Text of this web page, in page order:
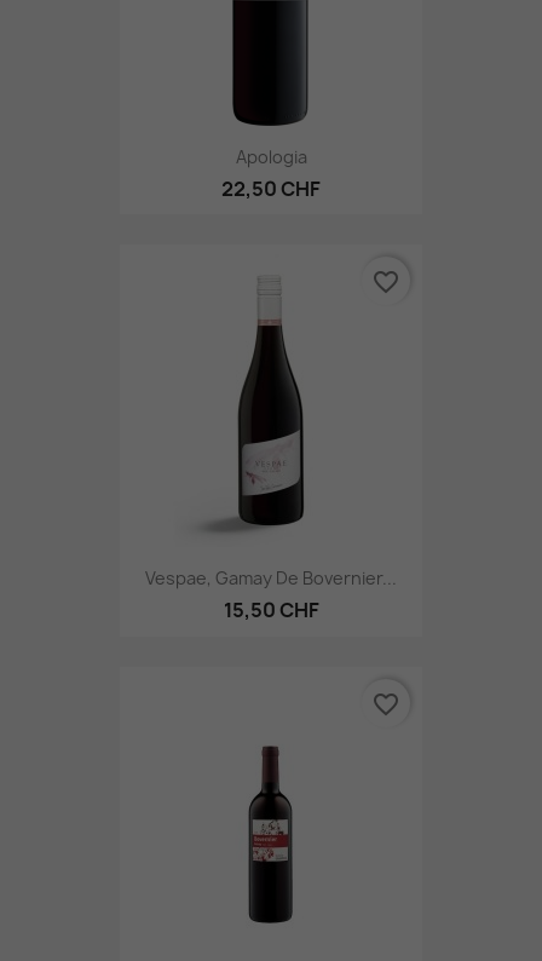
Apologia
22,50 CHF
Vespae, Gamay De Bovernier...
15,50 CHF
favorite_border
favorite_border